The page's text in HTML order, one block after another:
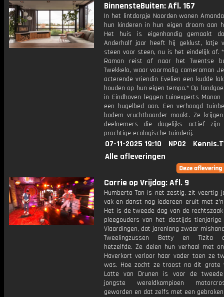
BinnensteBuiten: Afl. 167
In het lintdorpje Noorden wonen
hun kinderen in hun eigen droom aan
Het huis is eigenhandig gemaakt
Anderhalf jaar heeft hij geklust, latje
steen voor steen, nu is het eindelijk af.
Ramon reist af naar het Twentse
Twekkelo, waar voormalig cameraman
acterende vriendin Evelien een kudde
houden op hun eigen tempo.* Op
in Eindhoven leggen tuinexperts Manon
een hugelbed aan. Een verhoogd
bodem vruchtbaarder maakt. Ze
deelnemers die dagelijks actief
prachtige ecologische tuinderij.
07-11-2025 19:10 NPO2
Alle afleveringen
Carrie op Vrijdag: Afl. 9
Humberto Tan is net zestig, zit veertig
vak en danst nog iedereen eruit met
Het is de tweede dag van de
pleegouders van het destijds
Vlaardingen, dat jarenlang zwaar
Tweelingzussen Betty en Tizita
hetzelfde. Ze delen hun verhaal met
Haverkort verloor haar vader toen ze
was. Hoe zocht ze troost na dit grote
Lotte van Drunen is voor de
jongste wereldkampioen
geworden en dat zelfs met een